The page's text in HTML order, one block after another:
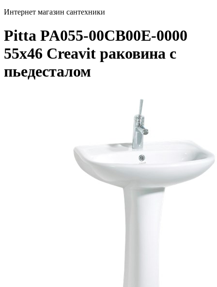
Интернет магазин сантехники
Pitta PA055-00CB00E-0000
55х46 Creavit раковина с
пьедесталом